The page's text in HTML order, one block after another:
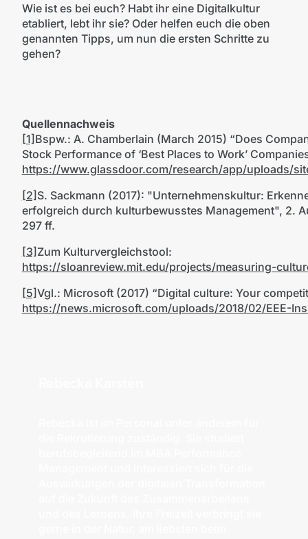
Wie ist es bei euch? Habt ihr eine Digitalkultur
etabliert, lebt ihr sie? Oder helfen euch die oben
genannten Tipps, um nun die ersten Schritte zu
gehen?
Quellennachweis
[1]Bspw.: A. Chamberlain (March 2015) “Does
Stock Performance of ‘Best Places to Work’
https://www.glassdoor.com/research/app/uploads/
[2]S. Sackmann (2017): "Unternehmenskultur:
erfolgreich durch kulturbewusstes Management", 2.
297 ff.
[3]Zum Kulturvergleichstool:
https://sloanreview.mit.edu/projects/measuring-
[5]Vgl.: Microsoft (2017) “Digital culture: Your
https://news.microsoft.com/uploads/2018/02/EEE-